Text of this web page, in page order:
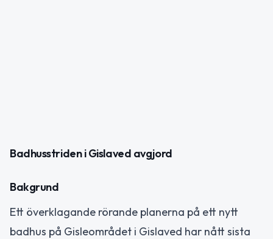
Badhusstriden i Gislaved avgjord
Bakgrund
Ett överklagande rörande planerna på ett nytt
badhus på Gisleområdet i Gislaved har nått sista